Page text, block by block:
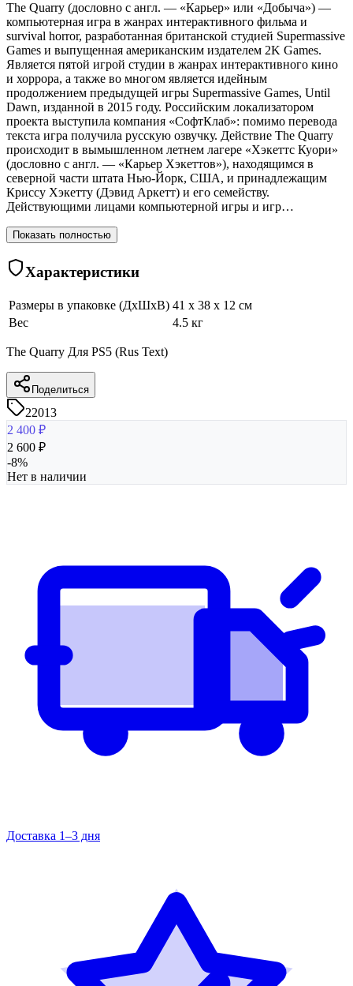
The Quarry (дословно с англ. — «Карьер» или «Добыча») —
компьютерная игра в жанрах интерактивного фильма и
survival horror, разработанная британской студией Supermassive
Games и выпущенная американским издателем 2K Games.
Является пятой игрой студии в жанрах интерактивного кино
и хоррора, а также во многом является идейным
продолжением предыдущей игры Supermassive Games, Until
Dawn, изданной в 2015 году. Российским локализатором
проекта выступила компания «СофтКлаб»: помимо перевода
текста игра получила русскую озвучку. Действие The Quarry
происходит в вымышленном летнем лагере «Хэкеттс Куори»
(дословно с англ. — «Карьер Хэкеттов»), находящимся в
северной части штата Нью-Йорк, США, и принадлежащим
Криссу Хэкетту (Дэвид Аркетт) и его семейству.
Действующими лицами компьютерной игры и игр…
Показать полностью
Характеристики
Размеры в упаковке (ДхШхВ) 41 x 38 x 12 см
Вес
4.5 кг
The Quarry Для PS5 (Rus Text)
Поделиться
22013
2 400 ₽
2 600 ₽
-8%
Нет в наличии
Доставка 1–3 дня